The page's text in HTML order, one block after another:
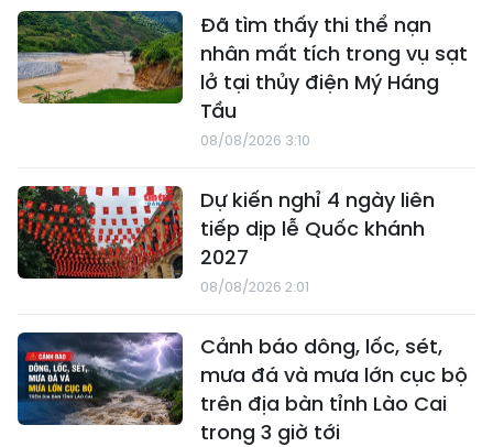
Đã tìm thấy thi thể nạn
nhân mất tích trong vụ sạt
lở tại thủy điện Mý Háng
Tầu
08/08/2026 3:10
Dự kiến nghỉ 4 ngày liên
tiếp dịp lễ Quốc khánh
2027
08/08/2026 2:01
Cảnh báo dông, lốc, sét,
mưa đá và mưa lớn cục bộ
trên địa bàn tỉnh Lào Cai
trong 3 giờ tới